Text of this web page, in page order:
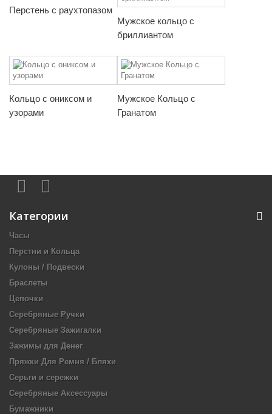
Перстень с раухтопазом
Мужское кольцо с
бриллиантом
Кольцо с ониксом и
узорами
Мужское Кольцо с
Гранатом
Категории
Часы
Перстни и Кольца
Кулоны / Подвески
Браслеты
Цепочки
Серебряные Ручки
Серебряные Зажигалки
Зажимы для Денег
Пряжки Для Ремня / Бляхи
Серьги и сережки
Серебряные Аксессуары
Бумажники